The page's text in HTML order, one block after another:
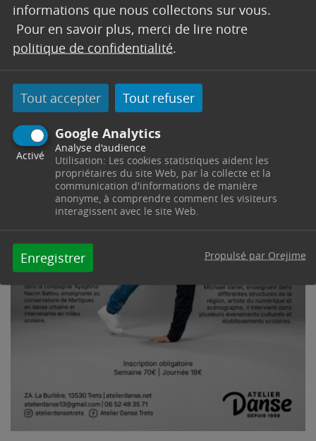
informations que nous collectons sur vous.
Pour en savoir plus, merci de lire notre
politique de confidentialité.
Tout accepter Tout refuser
Google Analytics
Activé
Analyse d'audience
Utilisation: Les cookies statistiques aident les
propriétaires du site Web, par la collecte et la
communication d'informations de manière
anonyme, à comprendre comment les visiteurs
interagissent avec le site Web.
Enregistrer Propulsé par Orejime